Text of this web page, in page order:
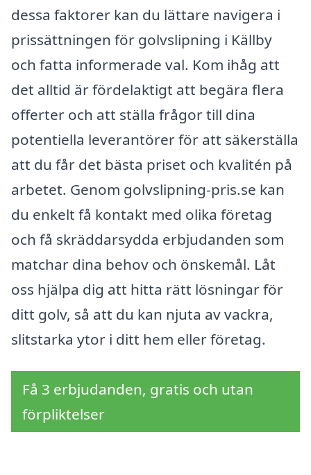
dessa faktorer kan du lättare navigera i
prissättningen för golvslipning i Källby
och fatta informerade val. Kom ihåg att
det alltid är fördelaktigt att begära flera
offerter och att ställa frågor till dina
potentiella leverantörer för att säkerställa
att du får det bästa priset och kvalitén på
arbetet. Genom golvslipning-pris.se kan
du enkelt få kontakt med olika företag
och få skräddarsydda erbjudanden som
matchar dina behov och önskemål. Låt
oss hjälpa dig att hitta rätt lösningar för
ditt golv, så att du kan njuta av vackra,
slitstarka ytor i ditt hem eller företag.
Få 3 erbjudanden, gratis och utan
förpliktelser